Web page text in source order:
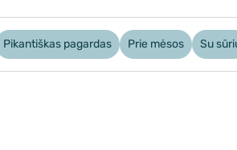
Pikantiškas pagardas Prie mėsos Su